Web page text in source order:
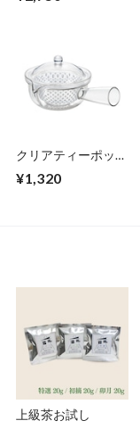
【HARIO】
クリアティーポット
¥1,320
上級茶お試し